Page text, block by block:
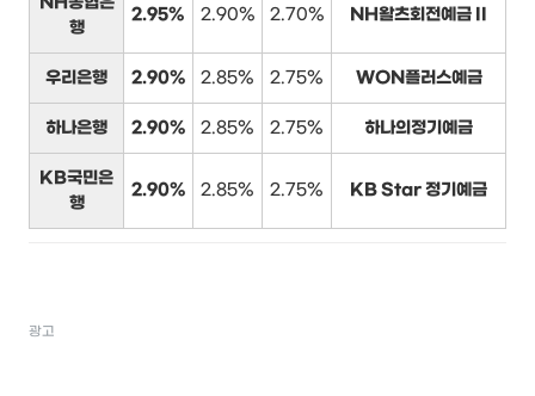
행
2.95% 2.90% 2.70% NH왈츠회전예금 II
우리은행 2.90% 2.85% 2.75% WON플러스예금
하나은행 2.90% 2.85% 2.75% 하나의정기예금
KB국민은
행
2.90% 2.85% 2.75% KB Star 정기예금
광고